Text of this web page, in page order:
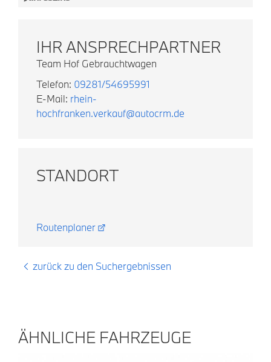
IHR ANSPRECHPARTNER
Team Hof Gebrauchtwagen
Telefon: 09281/54695991
E-Mail: rhein-
hochfranken.verkauf@autocrm.de
STANDORT
Routenplaner
zurück zu den Suchergebnissen
ÄHNLICHE FAHRZEUGE